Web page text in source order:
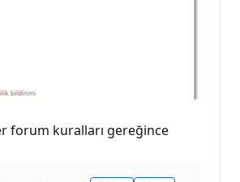
forum kuralları gereğince